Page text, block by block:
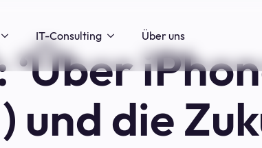
IT-Consulting Über uns
und die